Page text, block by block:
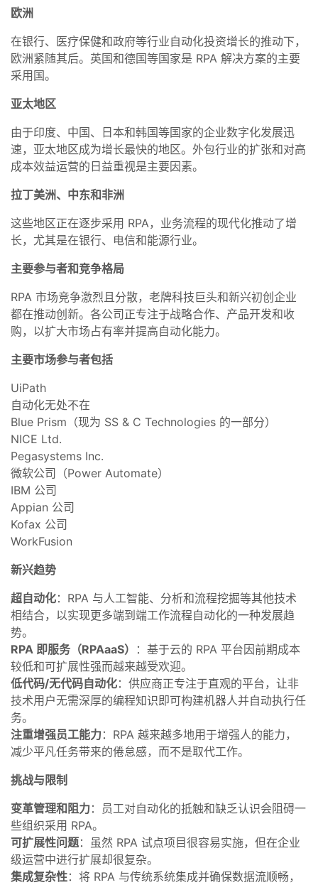
欧洲
在银行、医疗保健和政府等行业自动化投资增长的推动下，
欧洲紧随其后。英国和德国等国家是 RPA 解决方案的主要
采用国。
亚太地区
由于印度、中国、日本和韩国等国家的企业数字化发展迅
速，亚太地区成为增长最快的地区。外包行业的扩张和对高
成本效益运营的日益重视是主要因素。
拉丁美洲、中东和非洲
这些地区正在逐步采用 RPA，业务流程的现代化推动了增
长，尤其是在银行、电信和能源行业。
主要参与者和竞争格局
RPA 市场竞争激烈且分散，老牌科技巨头和新兴初创企业
都在推动创新。各公司正专注于战略合作、产品开发和收
购，以扩大市场占有率并提高自动化能力。
主要市场参与者包括
UiPath
自动化无处不在
Blue Prism（现为 SS & C Technologies 的一部分）
NICE Ltd.
Pegasystems Inc.
微软公司（Power Automate）
IBM 公司
Appian 公司
Kofax 公司
WorkFusion
新兴趋势
超自动化：RPA 与人工智能、分析和流程挖掘等其他技术
相结合，以实现更多端到端工作流程自动化的一种发展趋
势。
RPA 即服务（RPAaaS）
：基于云的 RPA 平台因前期成本
较低和可扩展性强而越来越受欢迎。
低代码/无代码自动化：供应商正专注于直观的平台，让非
技术用户无需深厚的编程知识即可构建机器人并自动执行任
务。
注重增强员工能力 ：RPA 越来越多地用于增强人的能力，
减少平凡任务带来的倦怠感，而不是取代工作。
挑战与限制
变革管理和阻力 ：员工对自动化的抵触和缺乏认识会阻碍一
些组织采用 RPA。
可扩展性问题：虽然 RPA 试点项目很容易实施，但在企业
级运营中进行扩展却很复杂。
集成复杂性：将 RPA 与传统系统集成并确保数据流顺畅，